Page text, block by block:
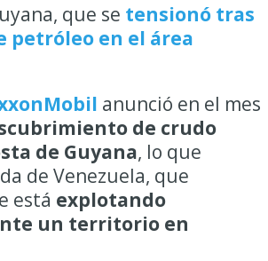
que se tensionó tras
petróleo en el área
anunció en el mes
de crudo
de Guyana, lo que
de Venezuela, que
está explotando
un territorio en